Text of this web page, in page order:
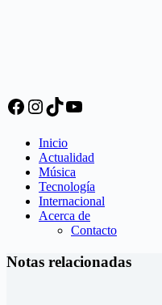
Facebook
Instagram
TikTok
YouTube
Inicio
Actualidad
Música
Tecnología
Internacional
Acerca de
Contacto
Notas relacionadas